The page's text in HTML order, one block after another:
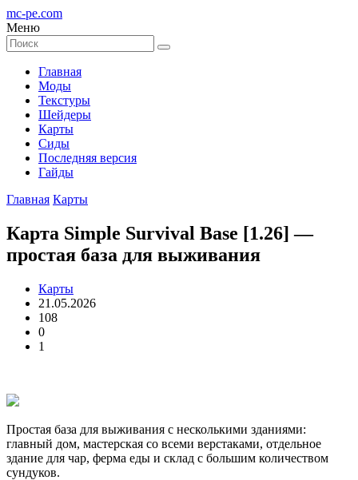
mc-pe.com
Меню
Главная
Моды
Текстуры
Шейдеры
Карты
Сиды
Последняя версия
Гайды
Главная Карты
Карта Simple Survival Base [1.26] —
простая база для выживания
Карты
21.05.2026
108
0
1
Простая база для выживания с несколькими зданиями:
главный дом, мастерская со всеми верстаками, отдельное
здание для чар, ферма еды и склад с большим количеством
сундуков.